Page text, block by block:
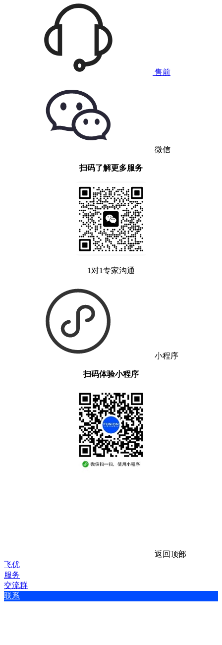
售前
微信
扫码了解更多服务
1对1专家沟通
小程序
扫码体验小程序
返回顶部
飞优
服务
交流群
联系